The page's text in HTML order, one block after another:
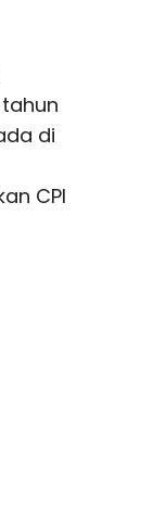
di
CPI